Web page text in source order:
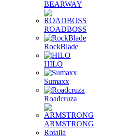
BEARWAY
ROADBOSS
RockBlade
HILO
Sumaxx
Roadcruza
ARMSTRONG
Rotalla